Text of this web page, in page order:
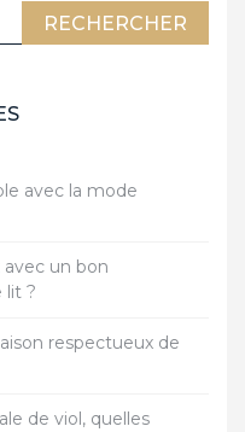
avec la mode
un bon
lit ?
respectueux de
de viol, quelles